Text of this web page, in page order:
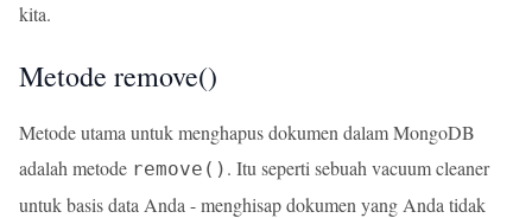
kita.
Metode remove()
Metode utama untuk menghapus dokumen dalam MongoDB
adalah metode remove() . Itu seperti sebuah vacuum cleaner
untuk basis data Anda - menghisap dokumen yang Anda tidak